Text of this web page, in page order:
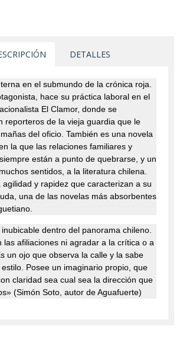
DETALLES
en el submundo de la crónica roja.
hace su práctica laboral en el
El Clamor, donde se
reporteros de la vieja guardia que le
del oficio. También es una novela
la que las relaciones familiares y
están a punto de quebrarse, y un
sentidos, a la literatura chilena.
agilidad y rapidez que caracterizan a su
una de las novelas más absorbentes
dentro del panorama chileno.
las afiliaciones ni agradar a la crítica o a
un ojo que observa la calle y la sabe
Posee un imaginario propio, que
claridad sea cual sea la dirección que
(Simón Soto, autor de Aguafuerte)